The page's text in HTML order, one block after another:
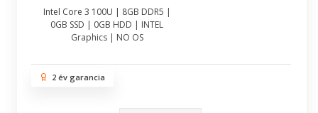
Intel Core 3 100U | 8GB DDR5 |
0GB SSD | 0GB HDD | INTEL
Graphics | NO OS
2 év garancia